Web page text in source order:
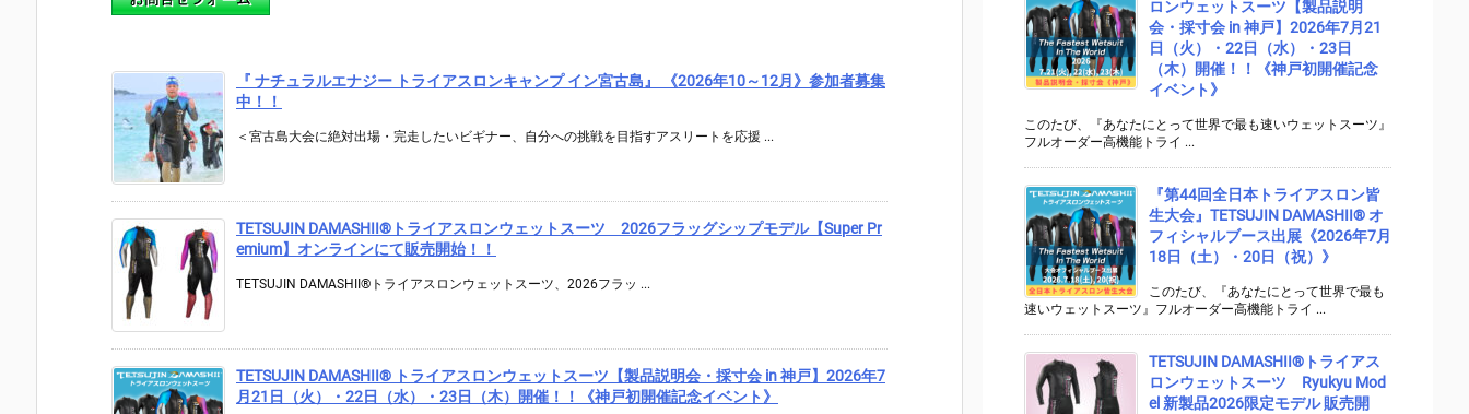
『 ナチュラルエナジー トライアスロンキャンプ イン宮古島』 《2026年10～12月》参加者募集
中！！
＜宮古島大会に絶対出場・完走したいビギナー、自分への挑戦を目指すアスリートを応援 ...
TETSUJIN DAMASHII®︎トライアスロンウェットスーツ 2026フラッグシップモデル【Super Pr
emium】オンラインにて販売開始！！
TETSUJIN DAMASHII®トライアスロンウェットスーツ、2026フラッ ...
TETSUJIN DAMASHII® トライアスロンウェットスーツ【製品説明会・採寸会 in 神戸】2026年7
月21日（火）・22日（水）・23日（木）開催！！《神戸初開催記念イベント》
ロンウェットスーツ【製品説明
会・採寸会 in 神戸】2026年7月21
日（火）・22日（水）・23日
（木）開催！！《神戸初開催記念
イベント》
このたび、『あなたにとって世界で最も速いウェットスーツ』
フルオーダー高機能トライ ...
『第44回全日本トライアスロン皆
生大会』TETSUJIN DAMASHII® オ
フィシャルブース出展《2026年7月
18日（土）・20日（祝）》
このたび、『あなたにとって世界で最も
速いウェットスーツ』フルオーダー高機能トライ ...
TETSUJIN DAMASHII®︎トライアス
ロンウェットスーツ Ryukyu Mod
el 新製品2026限定モデル 販売開